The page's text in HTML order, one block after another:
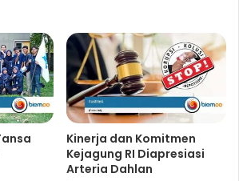
Kinerja dan Komitmen
Kejagung RI Diapresiasi
Arteria Dahlan